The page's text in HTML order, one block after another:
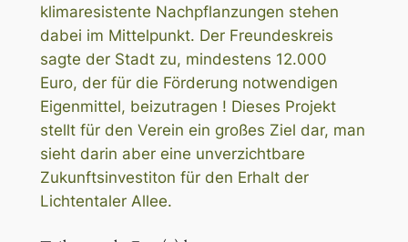
klimaresistente Nachpflanzungen stehen
dabei im Mittelpunkt. Der Freundeskreis
sagte der Stadt zu, mindestens 12.000
Euro, der für die Förderung notwendigen
Eigenmittel, beizutragen ! Dieses Projekt
stellt für den Verein ein großes Ziel dar, man
sieht darin aber eine unverzichtbare
Zukunftsinvestiton für den Erhalt der
Lichtentaler Allee.